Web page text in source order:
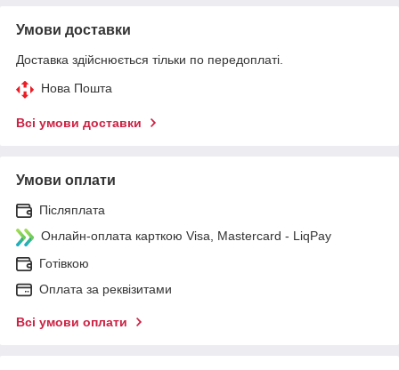
Умови доставки
Доставка здійснюється тільки по передоплаті.
Нова Пошта
Всі умови доставки
Умови оплати
Післяплата
Онлайн-оплата карткою Visa, Mastercard - LiqPay
Готівкою
Оплата за реквізитами
Всі умови оплати